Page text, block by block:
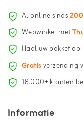
Al online sinds
Webwinkel met
Haal uw pakket
Gratisverzending
18.000+ klanten
Informatie